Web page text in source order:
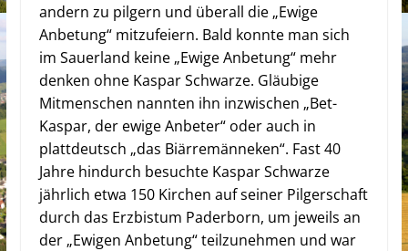
andern zu pilgern und überall die „Ewige
Anbetung“ mitzufeiern. Bald konnte man sich
im Sauerland keine „Ewige Anbetung“ mehr
denken ohne Kaspar Schwarze. Gläubige
Mitmenschen nannten ihn inzwischen „Bet-
Kaspar, der ewige Anbeter“ oder auch in
plattdeutsch „das Biärremänneken“. Fast 40
Jahre hindurch besuchte Kaspar Schwarze
jährlich etwa 150 Kirchen auf seiner Pilgerschaft
durch das Erzbistum Paderborn, um jeweils an
der „Ewigen Anbetung“ teilzunehmen und war